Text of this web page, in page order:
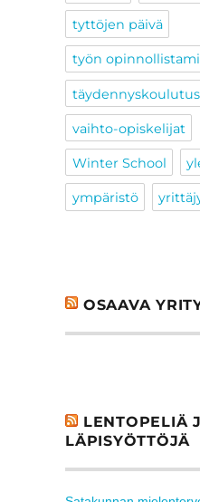
tyttöjen päivä
työn
täydennyskoulutus
vaihto-opiskelijat
Winter School
ympäristö
OSAAVA
LENTOPELIÄ
LÄPISYÖTTÖJÄ